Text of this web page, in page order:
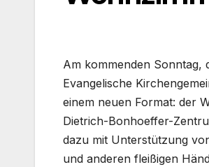
Am kom­men­den Sonn­tag,
Evan­ge­li­sche
einem neu­en For­mat: der
Dietrich-Bonhoeffer-
dazu mit Unter­stüt­zung
und ande­ren flei­ßi­gen